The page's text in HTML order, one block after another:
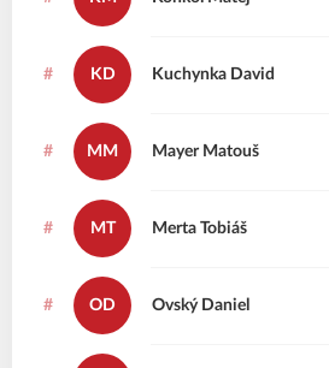
# KD David
Kuchynka
# MM Matouš
Mayer
# MT Tobiáš
Merta
# OD Daniel
Ovský